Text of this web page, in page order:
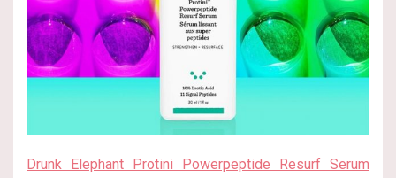
Drunk Elephant Protini Powerpeptide Resurf Serum